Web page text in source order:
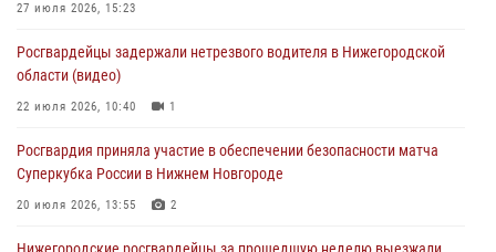
27 июля 2026, 15:23
Росгвардейцы задержали нетрезвого водителя в Нижегородской
области (видео)
22 июля 2026, 10:40 1
Росгвардия приняла участие в обеспечении безопасности матча
Суперкубка России в Нижнем Новгороде
20 июля 2026, 13:55 2